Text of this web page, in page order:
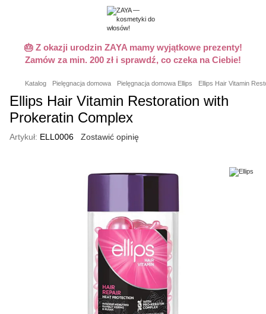
🎂 Z okazji urodzin ZAYA mamy wyjątkowe prezenty!
Zamów za min. 200 zł i sprawdź, co czeka na Ciebie!
Katalog Pielęgnacja domowa Pielęgnacja domowa Ellips Ellips Hair Vitamin
Ellips Hair Vitamin Restoration with
Prokeratin Complex
Artykuł: ELL0006 Zostawić opinię